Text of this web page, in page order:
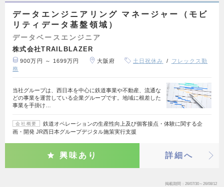
データエンジニアリング マネージャー（モビ
リティデータ基盤領域）
データベースエンジニア
株式会社TRAILBLAZER
900万円 ～ 1699万円 大阪府 土日祝休み
フレックス勤
務
当社グループは、西日本を中心に鉄道事業や不動産、流通な
どの事業を運営している企業グループです。地域に根差した
事業を手掛け…
会社概要
鉄道オペレーションの生産性向上及び個客接点・体験に関する企
画・開発 JR西日本グループデジタル施策実行支援
興味あり 詳細へ
掲載期間 26/07/30～26/08/12